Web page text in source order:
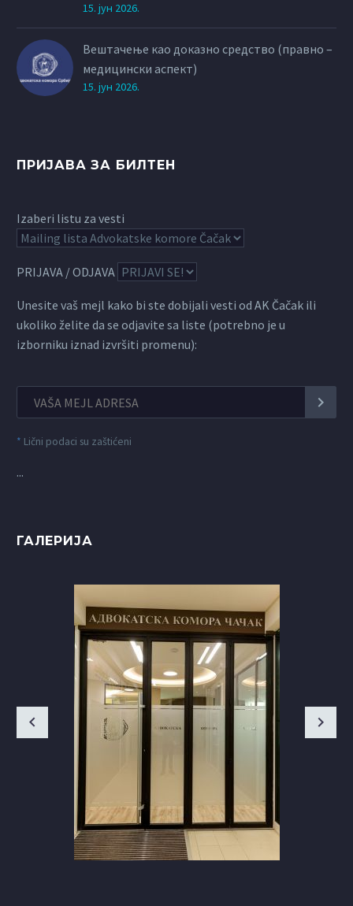
15. јун 2026.
Вештачење као доказно средство (правно –
медицински аспект)
15. јун 2026.
ПРИЈАВА ЗА БИЛТЕН
Izaberi listu za vesti
PRIJAVA / ODJAVA
Unesite vaš mejl kako bi ste dobijali vesti od AK Čačak ili
ukoliko želite da se odjavite sa liste (potrebno je u
izborniku iznad izvršiti promenu):
* Lični podaci su zaštićeni
...
ГАЛЕРИЈА